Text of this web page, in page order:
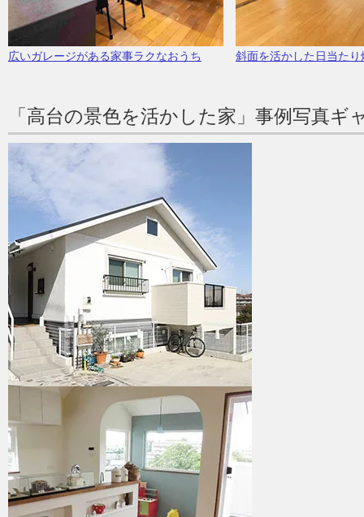
広いガレージがある家事ラクなおうち 斜面を活かした日当たり
「高台の景色を活かした家」事例写真ギ